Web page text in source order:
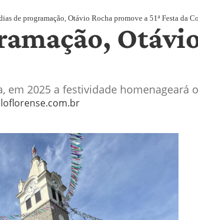
de programação, Otávio Rocha promove a 51ª Festa da
2025 a festividade homenageará